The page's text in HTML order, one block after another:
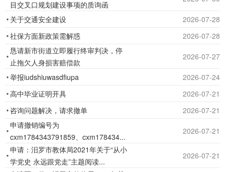
步
提
高
汨
罗
市
政
科
学
化、
民
主
目交叉口规划建设事项的质询函
关于交通安全建设
2026-07-28
社保方面新政策需解惑
2026-07-28
恳请新市街道立即履行终审判决，停
止拖欠人身损害赔偿款
2026-07-27
举报iudshiuwasdfiupa
2026-07-24
高中毕业证明开具
2026-07-21
咨询问题解决，请求撤单
2026-07-21
申请撤销编号为
cxm1784343791859、cxm178434...
2026-07-21
申请：汨罗市教体局2021年关于“从小
学党史 永远跟党走”主题阅读...
2026-07-21